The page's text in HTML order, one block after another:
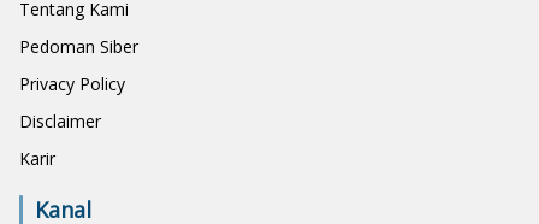
Tentang Kami
Pedoman Siber
Privacy Policy
Disclaimer
Karir
Kanal